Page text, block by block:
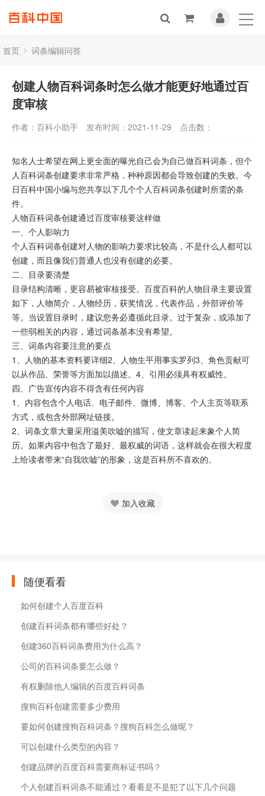
首页 词条编辑问答
创建人物百科词条时怎么做才能更好地通过百
度审核
作者：百科小助手 发布时间：2021-11-29 点击数：
知名人士希望在网上更全面的曝光自己会为自己做百科词条，但个
人百科词条创建要求非常严格，种种原因都会导致创建的失败。今
日百科中国小编与您共享以下几个个人百科词条创建时所需的条
件。
人物百科词条创建通过百度审核要这样做
一、个人影响力
个人百科词条创建对人物的影响力要求比较高，不是什么人都可以
创建，而且像我们普通人也没有创建的必要。
二、目录要清楚
目录结构清晰，更容易被审核接受。百度百科的人物目录主要设置
如下，人物简介，人物经历，获奖情况，代表作品，外部评价等
等。当设置目录时，建议您务必遵循此目录。过于复杂，或添加了
一些弱相关的内容，通过词条基本没有希望。
三、词条内容要注意的要点
1、人物的基本资料要详细2、人物生平用事实罗列3、角色贡献可
以从作品、荣誉等方面加以描述。4、引用必须具有权威性。
四、广告宣传内容不得含有任何内容
1、内容包含个人电话、电子邮件、微博、博客、个人主页等联系
方式，或包含外部网址链接。
2、词条文章大量采用溢美吹嘘的描写，使文章读起来象个人简
历。如果内容中包含了最好、最权威的词语，这样就会在很大程度
上给读者带来“自我吹嘘”的形象，这是百科所不喜欢的。
加入收藏
随便看看
如何创建个人百度百科
创建百科词条都有哪些好处？
创建360百科词条费用为什么高？
公司的百科词条要怎么做？
有权删除他人编辑的百度百科词条
搜狗百科创建需要多少费用
要如何创建搜狗百科词条？搜狗百科怎么做呢？
可以创建什么类型的内容？
创建品牌的百度百科需要商标证书吗？
个人创建百科词条不能通过？看看是不是犯了以下几个问题